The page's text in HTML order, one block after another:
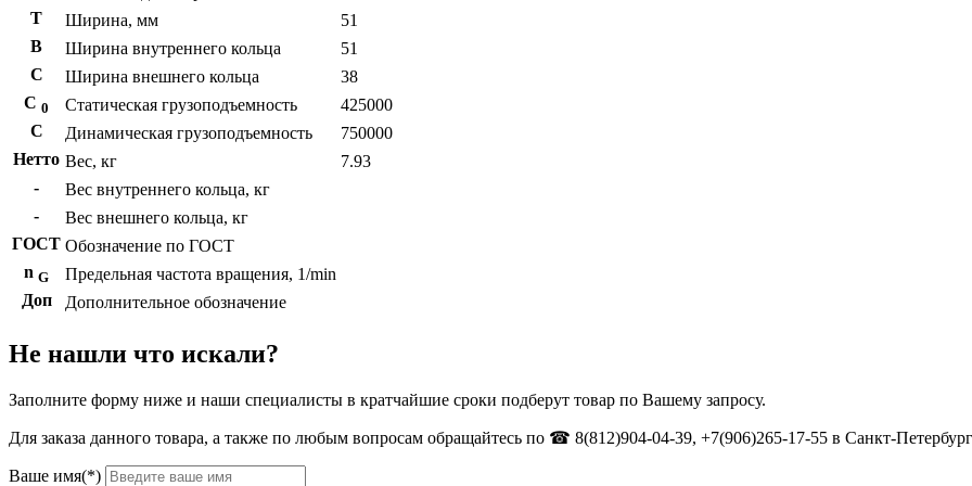
T
Ширина, мм
51
B
Ширина внутреннего кольца
51
С
Ширина внешнего кольца
38
С 0 Статическая грузоподъемность
425000
C
Динамическая грузоподъемность
750000
Нетто Вес, кг
7.93
-
Вес внутреннего кольца, кг
-
Вес внешнего кольца, кг
ГОСТ Обозначение по ГОСТ
n G
Предельная частота вращения, 1/min
Доп
Дополнительное обозначение
Не нашли что искали?
Заполните форму ниже и наши специалисты в кратчайшие сроки подберут товар по Вашему запросу.
Для заказа данного товара, а также по любым вопросам обращайтесь по ☎ 8(812)904-04-39, +7(906)265-17-55 в Санкт-
Ваше имя(*)